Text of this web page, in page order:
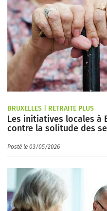
BRUXELLES | RETRAITE PLUS
Les initiatives locales à
contre la solitude des
Posté le 03/05/2026